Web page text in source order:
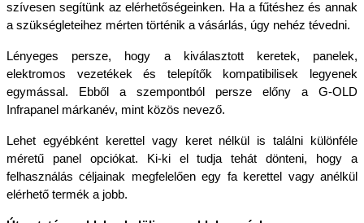
szívesen segítünk az elérhetőségeinken. Ha a fűtéshez és annak
a szükségleteihez mérten történik a vásárlás, úgy nehéz tévedni.
Lényeges persze, hogy a kiválasztott keretek, panelek,
elektromos vezetékek és telepítők kompatibilisek legyenek
egymással. Ebből a szempontból persze előny a G-OLD
Infrapanel márkanév, mint közös nevező.
Lehet egyébként kerettel vagy keret nélkül is találni különféle
méretű panel opciókat. Ki-ki el tudja tehát dönteni, hogy a
felhasználás céljainak megfelelően egy fa kerettel vagy anélkül
elérhető termék a jobb.